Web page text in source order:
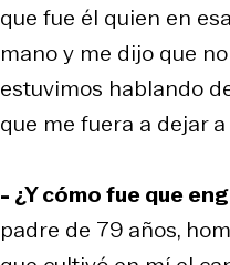
que fue él quien en
mano y me dijo que
estuvimos hablando
que me fuera a dejar a
- ¿Y cómo fue que
padre de 79 años,